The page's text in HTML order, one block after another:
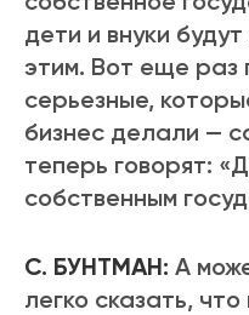
дети и внуки
этим. Вот еще
серьезные,
бизнес делали —
теперь говорят:
собственным
С. БУНТМАН: А
легко сказать,